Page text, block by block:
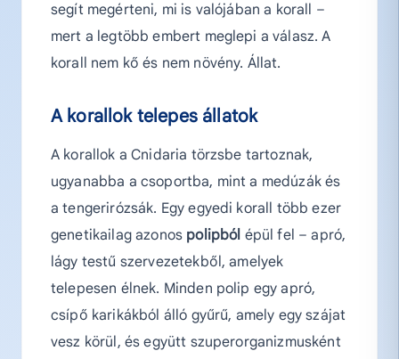
segít megérteni, mi is valójában a korall –
mert a legtöbb embert meglepi a válasz. A
korall nem kő és nem növény. Állat.
A korallok telepes állatok
A korallok a Cnidaria törzsbe tartoznak,
ugyanabba a csoportba, mint a medúzák és
a tengerirózsák. Egy egyedi korall több ezer
genetikailag azonos polipból épül fel – apró,
lágy testű szervezetekből, amelyek
telepesen élnek. Minden polip egy apró,
csípő karikákból álló gyűrű, amely egy szájat
vesz körül, és együtt szuperorganizmusként